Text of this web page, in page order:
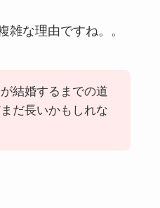
雑な理由ですね。。
結婚するまでの道
だ長いかもしれな